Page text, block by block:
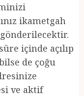
ikametgah
içinde açılıp
de çoğu
ve aktif